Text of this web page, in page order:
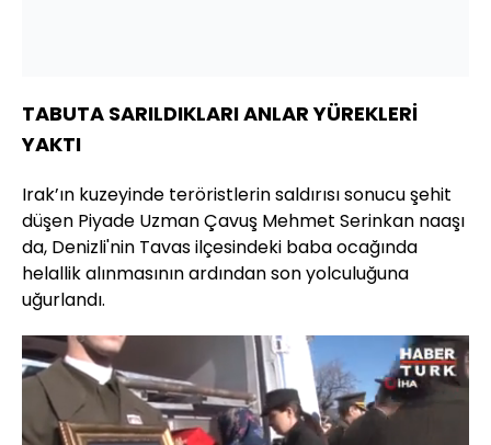
TABUTA SARILDIKLARI ANLAR YÜREKLERİ
YAKTI
Irak’ın kuzeyinde teröristlerin saldırısı sonucu şehit
düşen Piyade Uzman Çavuş Mehmet Serinkan naaşı
da, Denizli'nin Tavas ilçesindeki baba ocağında
helallik alınmasının ardından son yolculuğuna
uğurlandı.